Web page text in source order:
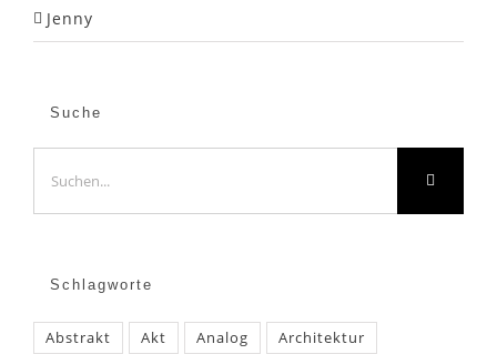
Jenny
Suche
nach:
Schlagworte
Abstrakt Akt Analog
Architektur